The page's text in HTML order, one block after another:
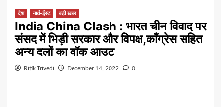
देश नार्थ-ईस्ट बड़ी खबर
India China Clash : भारत चीन विवाद पर
संसद में भिड़ी सरकार और विपक्ष,कॉंग्रेस सहित
अन्य दलों का वॉक आउट
Ritik Trivedi December 14, 2022 0